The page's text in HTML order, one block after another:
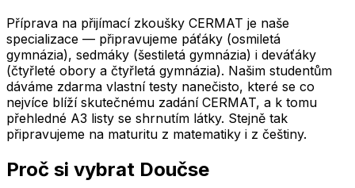
Příprava na přijímací zkoušky CERMAT je naše
specializace — připravujeme páťáky (osmiletá
gymnázia), sedmáky (šestiletá gymnázia) i deváťáky
(čtyřleté obory a čtyřletá gymnázia). Našim studentům
dáváme zdarma vlastní testy nanečisto, které se co
nejvíce blíží skutečnému zadání CERMAT, a k tomu
přehledné A3 listy se shrnutím látky. Stejně tak
připravujeme na maturitu z matematiky i z češtiny.
Proč si vybrat Doučse